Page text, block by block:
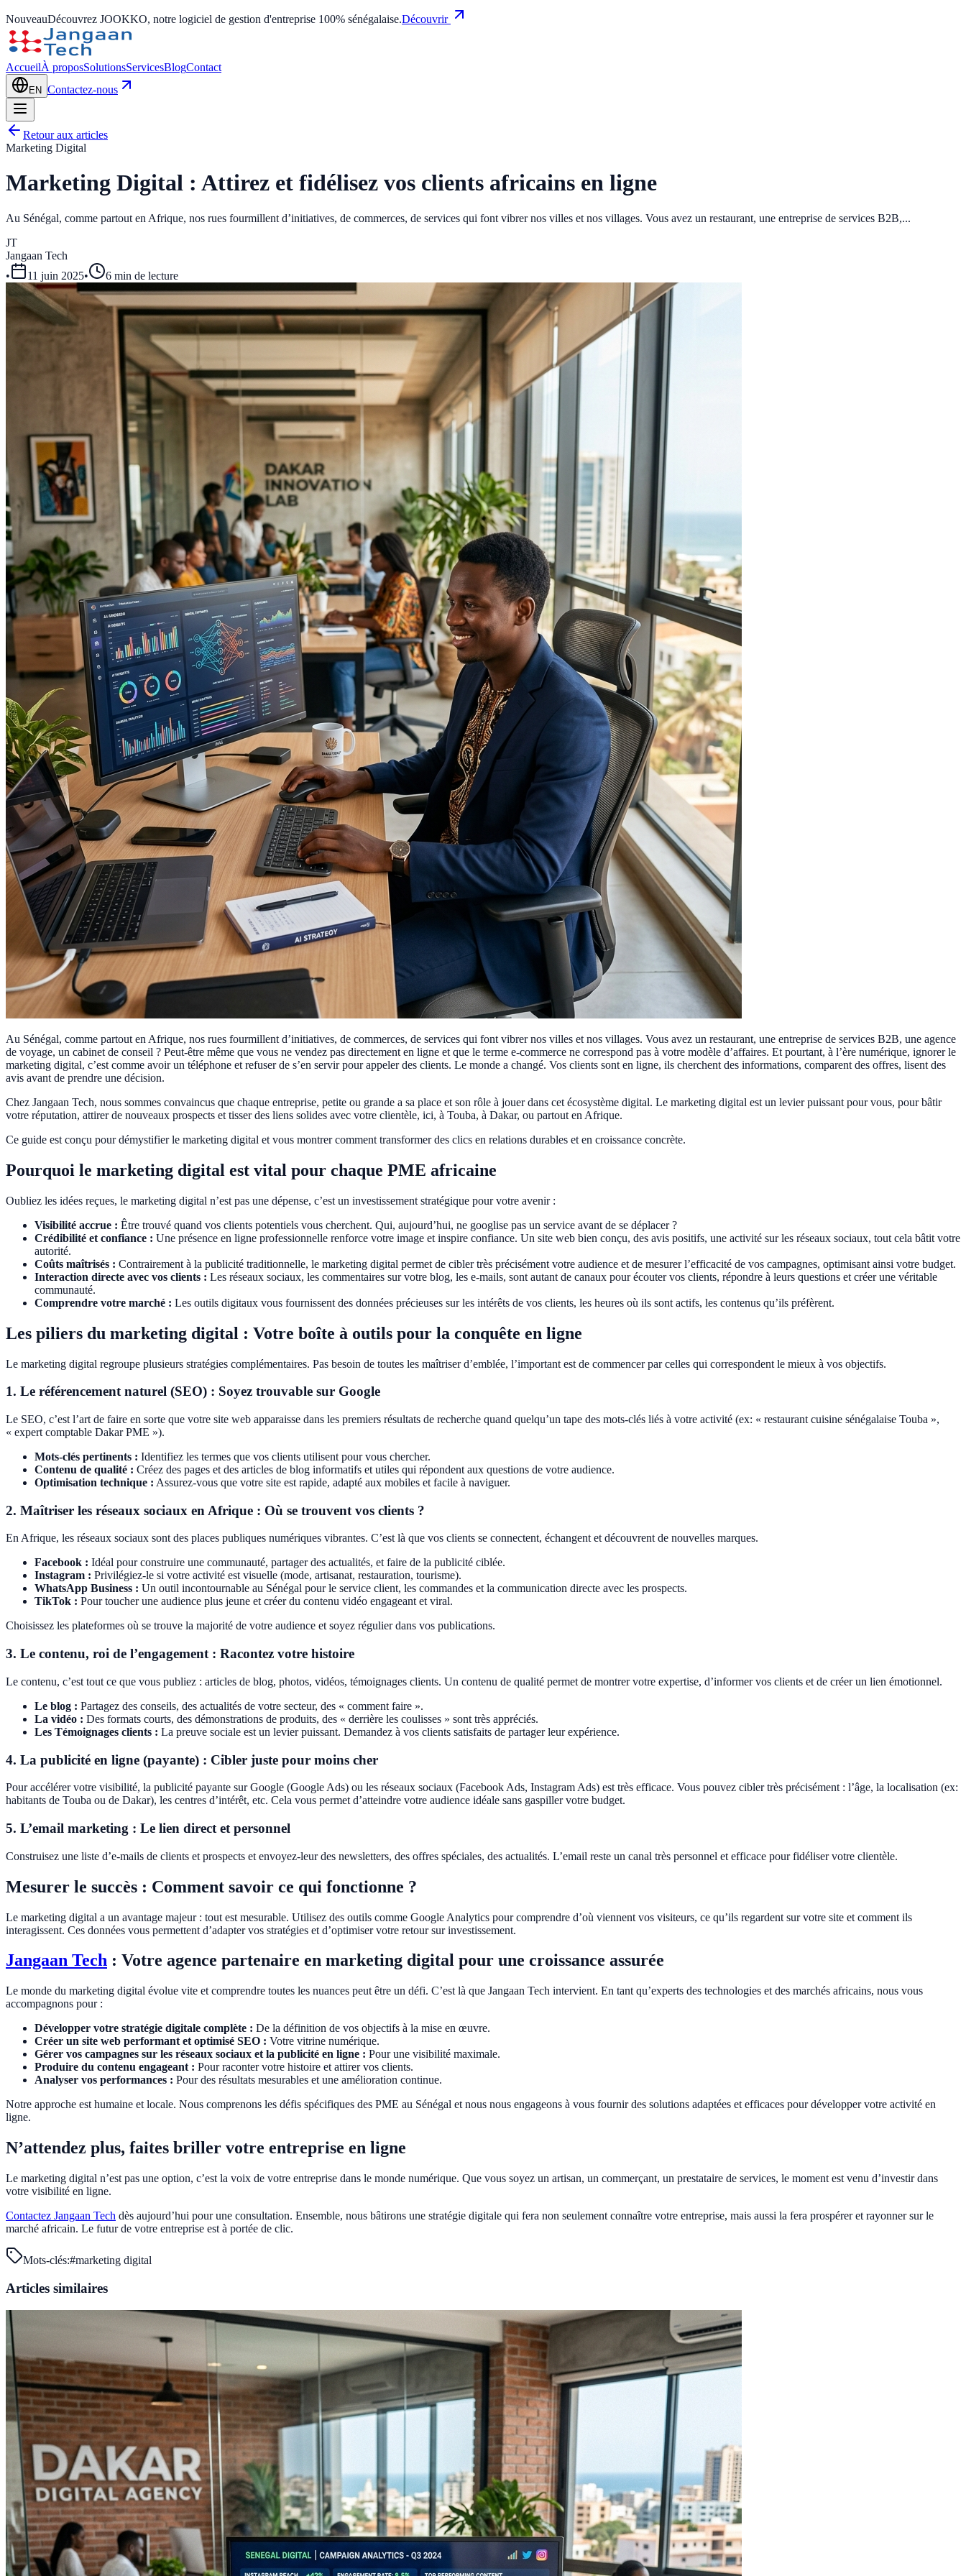
NouveauDécouvrez JOOKKO, notre logiciel de gestion d'entreprise 100% sénégalaise.Découvrir
AccueilÀ proposSolutionsServicesBlogContact
EN Contactez-nous
Retour aux articles
Marketing Digital
Marketing Digital : Attirez et fidélisez vos clients africains en ligne
Au Sénégal, comme partout en Afrique, nos rues fourmillent d’initiatives, de commerces, de services qui font vibrer nos villes et nos villages. Vous avez un restaurant, une entreprise de services B2B,...
JT
Jangaan Tech
•
11 juin 2025• 6 min de lecture
Au Sénégal, comme partout en Afrique, nos rues fourmillent d’initiatives, de commerces, de services qui font vibrer nos villes et nos villages. Vous avez un restaurant, une entreprise de services B2B, une agence
de voyage, un cabinet de conseil ? Peut-être même que vous ne vendez pas directement en ligne et que le terme e-commerce ne correspond pas à votre modèle d’affaires. Et pourtant, à l’ère numérique, ignorer le
marketing digital, c’est comme avoir un téléphone et refuser de s’en servir pour appeler des clients. Le monde a changé. Vos clients sont en ligne, ils cherchent des informations, comparent des offres, lisent des
avis avant de prendre une décision.
Chez Jangaan Tech, nous sommes convaincus que chaque entreprise, petite ou grande a sa place et son rôle à jouer dans cet écosystème digital. Le marketing digital est un levier puissant pour vous, pour bâtir
votre réputation, attirer de nouveaux prospects et tisser des liens solides avec votre clientèle, ici, à Touba, à Dakar, ou partout en Afrique.
Ce guide est conçu pour démystifier le marketing digital et vous montrer comment transformer des clics en relations durables et en croissance concrète.
Pourquoi le marketing digital est vital pour chaque PME africaine
Oubliez les idées reçues, le marketing digital n’est pas une dépense, c’est un investissement stratégique pour votre avenir :
Visibilité accrue : Être trouvé quand vos clients potentiels vous cherchent. Qui, aujourd’hui, ne googlise pas un service avant de se déplacer ?
Crédibilité et confiance : Une présence en ligne professionnelle renforce votre image et inspire confiance. Un site web bien conçu, des avis positifs, une activité sur les réseaux sociaux, tout cela bâtit votre
autorité.
Coûts maîtrisés : Contrairement à la publicité traditionnelle, le marketing digital permet de cibler très précisément votre audience et de mesurer l’efficacité de vos campagnes, optimisant ainsi votre budget.
Interaction directe avec vos clients : Les réseaux sociaux, les commentaires sur votre blog, les e-mails, sont autant de canaux pour écouter vos clients, répondre à leurs questions et créer une véritable
communauté.
Comprendre votre marché : Les outils digitaux vous fournissent des données précieuses sur les intérêts de vos clients, les heures où ils sont actifs, les contenus qu’ils préfèrent.
Les piliers du marketing digital : Votre boîte à outils pour la conquête en ligne
Le marketing digital regroupe plusieurs stratégies complémentaires. Pas besoin de toutes les maîtriser d’emblée, l’important est de commencer par celles qui correspondent le mieux à vos objectifs.
1. Le référencement naturel (SEO) : Soyez trouvable sur Google
Le SEO, c’est l’art de faire en sorte que votre site web apparaisse dans les premiers résultats de recherche quand quelqu’un tape des mots-clés liés à votre activité (ex: « restaurant cuisine sénégalaise Touba »,
« expert comptable Dakar PME »).
Mots-clés pertinents : Identifiez les termes que vos clients utilisent pour vous chercher.
Contenu de qualité : Créez des pages et des articles de blog informatifs et utiles qui répondent aux questions de votre audience.
Optimisation technique : Assurez-vous que votre site est rapide, adapté aux mobiles et facile à naviguer.
2. Maîtriser les réseaux sociaux en Afrique : Où se trouvent vos clients ?
En Afrique, les réseaux sociaux sont des places publiques numériques vibrantes. C’est là que vos clients se connectent, échangent et découvrent de nouvelles marques.
Facebook : Idéal pour construire une communauté, partager des actualités, et faire de la publicité ciblée.
Instagram : Privilégiez-le si votre activité est visuelle (mode, artisanat, restauration, tourisme).
WhatsApp Business : Un outil incontournable au Sénégal pour le service client, les commandes et la communication directe avec les prospects.
TikTok : Pour toucher une audience plus jeune et créer du contenu vidéo engageant et viral.
Choisissez les plateformes où se trouve la majorité de votre audience et soyez régulier dans vos publications.
3. Le contenu, roi de l’engagement : Racontez votre histoire
Le contenu, c’est tout ce que vous publiez : articles de blog, photos, vidéos, témoignages clients. Un contenu de qualité permet de montrer votre expertise, d’informer vos clients et de créer un lien émotionnel.
Le blog : Partagez des conseils, des actualités de votre secteur, des « comment faire ».
La vidéo : Des formats courts, des démonstrations de produits, des « derrière les coulisses » sont très appréciés.
Les Témoignages clients : La preuve sociale est un levier puissant. Demandez à vos clients satisfaits de partager leur expérience.
4. La publicité en ligne (payante) : Cibler juste pour moins cher
Pour accélérer votre visibilité, la publicité payante sur Google (Google Ads) ou les réseaux sociaux (Facebook Ads, Instagram Ads) est très efficace. Vous pouvez cibler très précisément : l’âge, la localisation (ex:
habitants de Touba ou de Dakar), les centres d’intérêt, etc. Cela vous permet d’atteindre votre audience idéale sans gaspiller votre budget.
5. L’email marketing : Le lien direct et personnel
Construisez une liste d’e-mails de clients et prospects et envoyez-leur des newsletters, des offres spéciales, des actualités. L’email reste un canal très personnel et efficace pour fidéliser votre clientèle.
Mesurer le succès : Comment savoir ce qui fonctionne ?
Le marketing digital a un avantage majeur : tout est mesurable. Utilisez des outils comme Google Analytics pour comprendre d’où viennent vos visiteurs, ce qu’ils regardent sur votre site et comment ils
interagissent. Ces données vous permettent d’adapter vos stratégies et d’optimiser votre retour sur investissement.
Jangaan Tech : Votre agence partenaire en marketing digital pour une croissance assurée
Le monde du marketing digital évolue vite et comprendre toutes les nuances peut être un défi. C’est là que Jangaan Tech intervient. En tant qu’experts des technologies et des marchés africains, nous vous
accompagnons pour :
Développer votre stratégie digitale complète : De la définition de vos objectifs à la mise en œuvre.
Créer un site web performant et optimisé SEO : Votre vitrine numérique.
Gérer vos campagnes sur les réseaux sociaux et la publicité en ligne : Pour une visibilité maximale.
Produire du contenu engageant : Pour raconter votre histoire et attirer vos clients.
Analyser vos performances : Pour des résultats mesurables et une amélioration continue.
Notre approche est humaine et locale. Nous comprenons les défis spécifiques des PME au Sénégal et nous nous engageons à vous fournir des solutions adaptées et efficaces pour développer votre activité en
ligne.
N’attendez plus, faites briller votre entreprise en ligne
Le marketing digital n’est pas une option, c’est la voix de votre entreprise dans le monde numérique. Que vous soyez un artisan, un commerçant, un prestataire de services, le moment est venu d’investir dans
votre visibilité en ligne.
Contactez Jangaan Tech dès aujourd’hui pour une consultation. Ensemble, nous bâtirons une stratégie digitale qui fera non seulement connaître votre entreprise, mais aussi la fera prospérer et rayonner sur le
marché africain. Le futur de votre entreprise est à portée de clic.
Mots-clés:#marketing digital
Articles similaires